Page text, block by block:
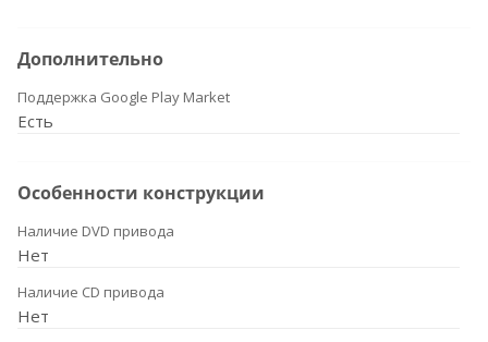
Дополнительно
Поддержка Google Play Market
Есть
Особенности конструкции
Наличие DVD привода
Нет
Наличие CD привода
Нет